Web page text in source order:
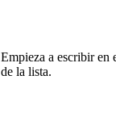
Empieza a escribir en
de la lista.